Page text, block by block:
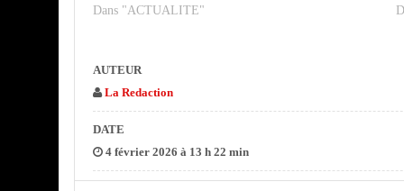
Dans "ACTUALITE"
AUTEUR
La Redaction
DATE
4 février 2026 à 13 h 22 min